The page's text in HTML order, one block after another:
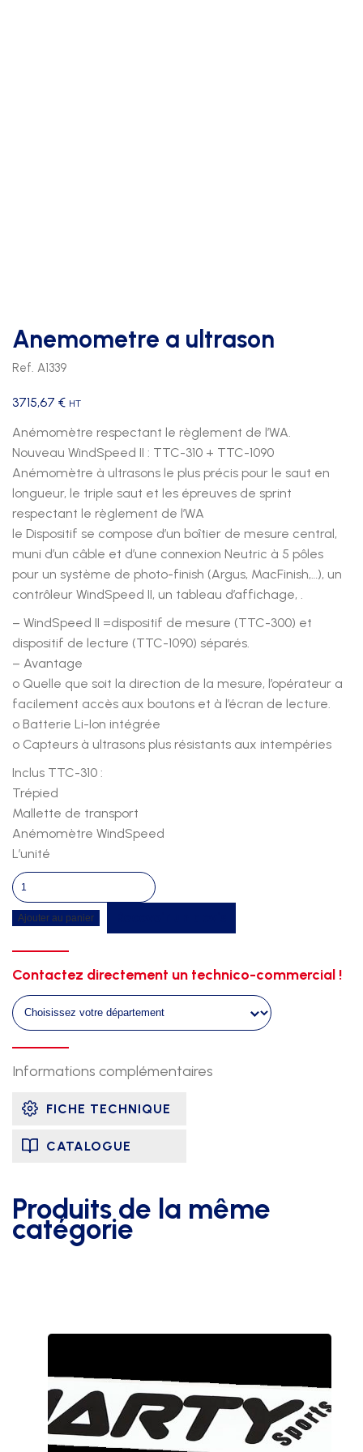
Anemometre a ultrason
Ref. A1339
3715,67 € HT
Anémomètre respectant le règlement de l’WA.
Nouveau WindSpeed II : TTC-310 + TTC-1090
Anémomètre à ultrasons le plus précis pour le saut en
longueur, le triple saut et les épreuves de sprint
respectant le règlement de l’WA
le Dispositif se compose d’un boîtier de mesure central,
muni d’un câble et d’une connexion Neutric à 5 pôles
pour un système de photo-finish (Argus, MacFinish,…), un
contrôleur WindSpeed II, un tableau d’affichage, .
– WindSpeed II =dispositif de mesure (TTC-300) et
dispositif de lecture (TTC-1090) séparés.
– Avantage
o Quelle que soit la direction de la mesure, l’opérateur a
facilement accès aux boutons et à l’écran de lecture.
o Batterie Li-Ion intégrée
o Capteurs à ultrasons plus résistants aux intempéries
Inclus TTC-310 :
Trépied
Mallette de transport
Anémomètre WindSpeed
L’unité
quantité
de
Anemometre
Ajouter au panier
Contactez directement un technico-commercial !
Informations complémentaires
FICHE TECHNIQUE
CATALOGUE
Produits de la même
catégorie